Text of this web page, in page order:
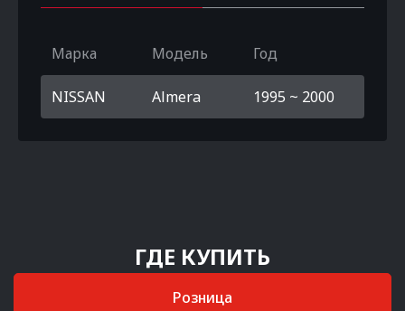
Марка Модель Год
NISSAN Almera 1995 ~ 2000
ГДЕ КУПИТЬ
Розница